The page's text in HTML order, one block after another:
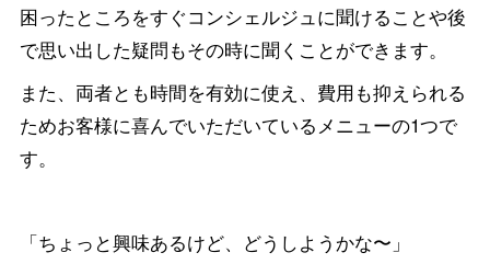
困ったところをすぐコンシェルジュに聞けることや後
で思い出した疑問もその時に聞くことができます。
また、両者とも時間を有効に使え、費用も抑えられる
ためお客様に喜んでいただいているメニューの1つで
す。
「ちょっと興味あるけど、どうしようかな〜」